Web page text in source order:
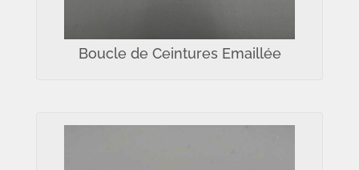
Boucle de Ceintures Emaillée